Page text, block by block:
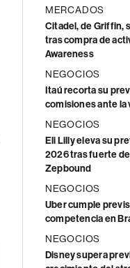
MERCADOS
Citadel, de Griffin,
tras compra de
Awareness
NEGOCIOS
Itaú recorta su
comisiones ante
NEGOCIOS
Eli Lilly eleva su
2026 tras fuerte
Zepbound
NEGOCIOS
Uber cumple
competencia en
NEGOCIOS
Disney supera